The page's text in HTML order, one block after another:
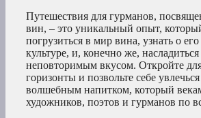
Путешествия для гурманов,
вин, – это уникальный опыт,
погрузиться в мир вина, узнать о
культуре, и, конечно же, насладиться
неповторимым вкусом. Откройте
горизонты и позвольте себе
волшебным напитком, который
художников, поэтов и гурманов по